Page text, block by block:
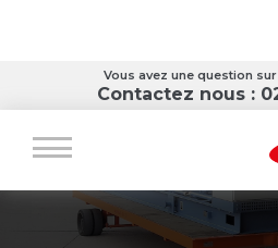
Vous avez une question
Contactez nous :